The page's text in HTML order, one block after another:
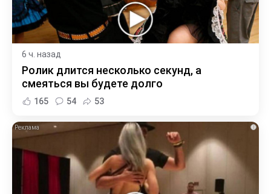
6 ч. назад
Ролик длится несколько секунд, а
смеяться вы будете долго
165 54 53
i